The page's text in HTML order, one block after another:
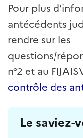
Pour plus
antécédents
rendre sur les
questions/
n°2 et au
contrôle des
Le saviez-